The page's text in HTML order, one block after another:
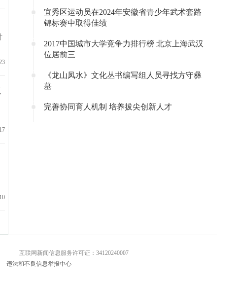
宜秀区运动员在2024年安徽省青少年武术套路
锦标赛中取得佳绩
2017中国城市大学竞争力排行榜 北京上海武汉
位居前三
《龙山凤水》文化丛书编写组人员寻找方守彝
墓
完善协同育人机制 培养拔尖创新人才
网新闻信息服务许可证：34120240007
违法和不良信息举报中心